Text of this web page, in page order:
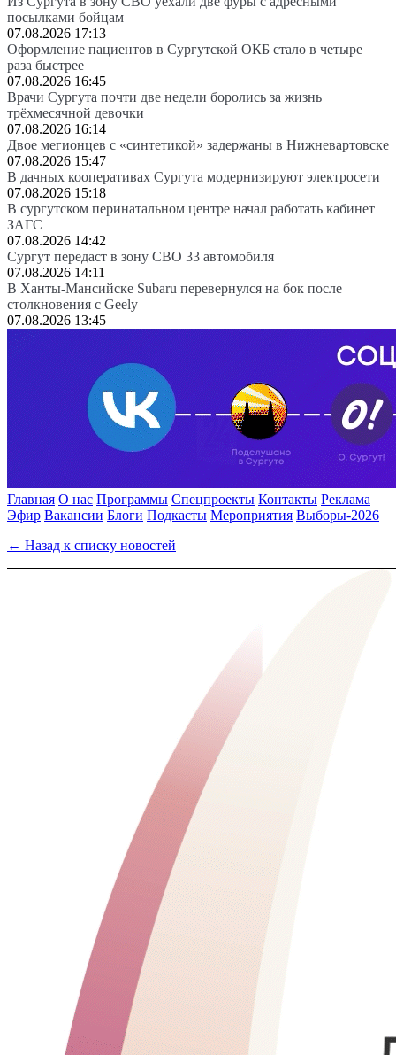
посылками бойцам
07.08.2026 17:13
Оформление пациентов в Сургутской ОКБ стало в четыре
раза быстрее
07.08.2026 16:45
Врачи Сургута почти две недели боролись за жизнь
трёхмесячной девочки
07.08.2026 16:14
Двое мегионцев с «синтетикой» задержаны в Нижневартовске
07.08.2026 15:47
В дачных кооперативах Сургута модернизируют электросети
07.08.2026 15:18
В сургутском перинатальном центре начал работать кабинет
ЗАГС
07.08.2026 14:42
Сургут передаст в зону СВО 33 автомобиля
07.08.2026 14:11
В Ханты-Мансийске Subaru перевернулся на бок после
столкновения с Geely
07.08.2026 13:45
Главная О нас Программы Спецпроекты Контакты Реклама
Эфир Вакансии Блоги Подкасты Мероприятия Выборы-2026
← Назад к списку новостей